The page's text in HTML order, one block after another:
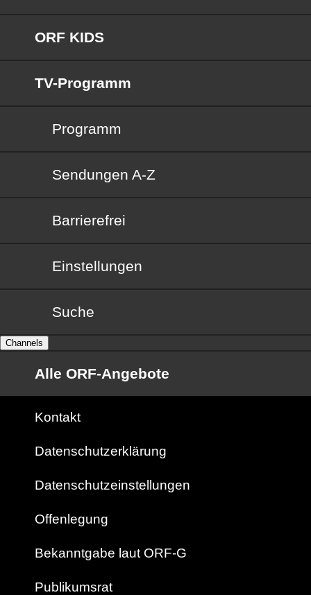
ORF KIDS
TV-Programm
Programm
Sendungen von A bis Z
Sendungen A-Z
Barrierefrei
Barrierefrei
Einstellungen
Suche
Channels
Alle ORF-Angebote
Kontakt
Datenschutzerklärung
Datenschutzeinstellungen
Offenlegung
Bekanntgabe laut ORF-G
Publikumsrat